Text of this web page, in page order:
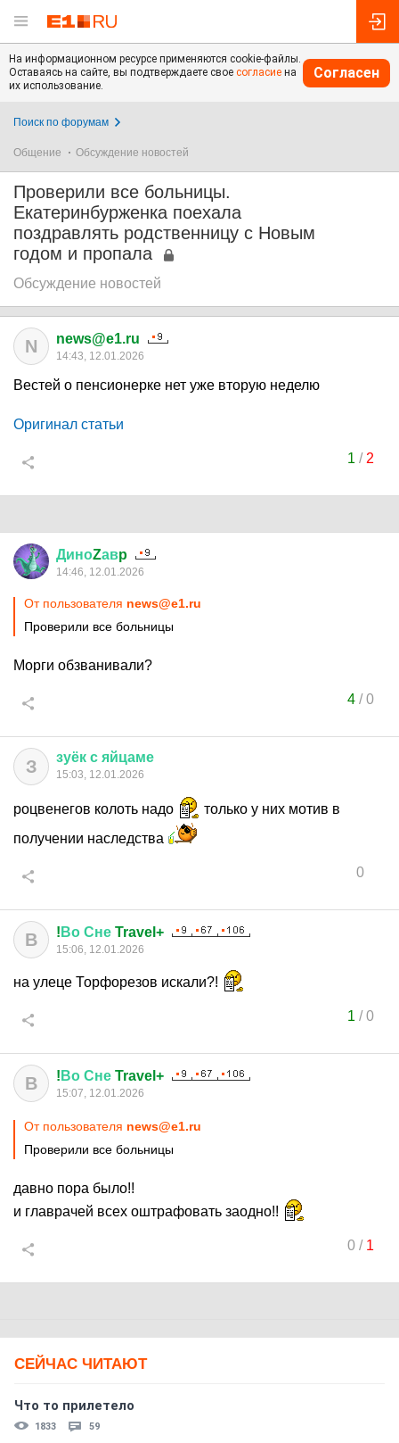
На информационном ресурсе применяются cookie-файлы.
Оставаясь на сайте, вы подтверждаете свое согласие на
их использование.
Согласен
Поиск по форумам
Общение Обсуждение новостей
Проверили все больницы.
Екатеринбурженка поехала
поздравлять родственницу с Новым
годом и пропала
Обсуждение новостей
N news@e1.ru
14:43, 12.01.2026
Вестей о пенсионерке нет уже вторую неделю
Оригинал статьи
1 / 2
ДиноZавp
14:46, 12.01.2026
От пользователя news@e1.ru
Проверили все больницы
Морги обзванивали?
4/0
З зуёк с яйцаме
15:03, 12.01.2026
роцвенегов колоть надо
только у них мотив в
получении наследства
0
В ! Во Сне Travel+
15:06, 12.01.2026
на улеце Торфорезов искали?!
1 /0
В ! Во Сне Travel+
15:07, 12.01.2026
От пользователя news@e1.ru
Проверили все больницы
давно пора было!!
и главрачей всех оштрафовать заодно!!
0/ 1
СЕЙЧАС ЧИТАЮТ
Что то прилетело
1833 59